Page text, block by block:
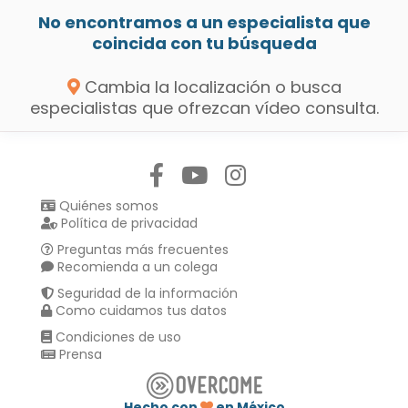
No encontramos a un especialista que
coincida con tu búsqueda
Cambia la localización o busca
especialistas que ofrezcan vídeo consulta.
Quiénes somos
Política de privacidad
Preguntas más frecuentes
Recomienda a un colega
Seguridad de la información
Como cuidamos tus datos
Condiciones de uso
Prensa